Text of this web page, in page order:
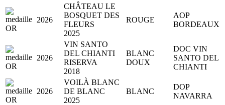
2026
CHÂTEAU LE
BOSQUET DES
FLEURS
2025
ROUGE
AOP
BORDEAUX
2026
VIN SANTO
DEL CHIANTI
RISERVA
2018
BLANC
DOUX
DOC VIN
SANTO DEL
CHIANTI
2026
VOILÀ BLANC
DE BLANC
2025
BLANC
DOP
NAVARRA